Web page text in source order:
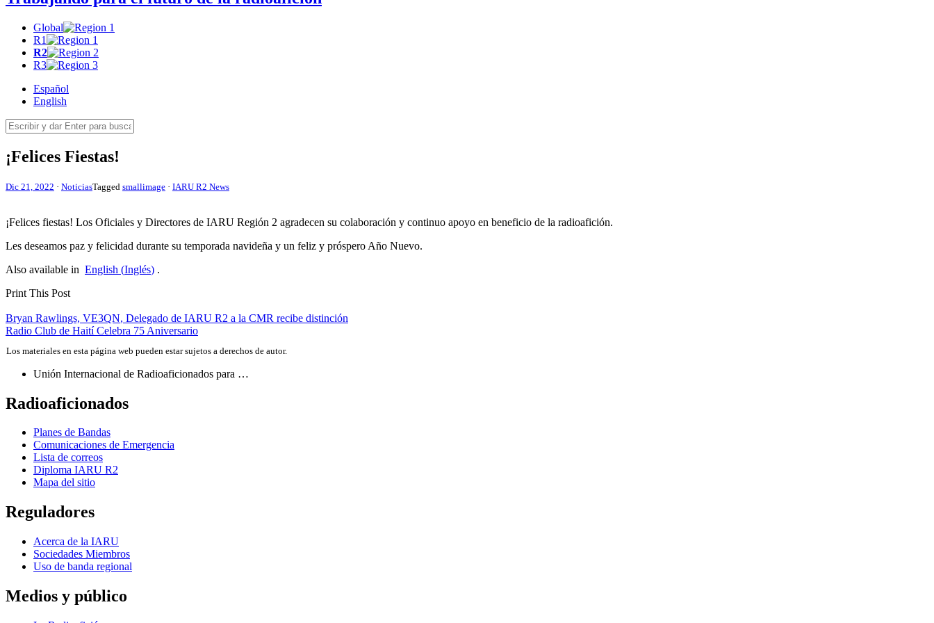
Global
R1
R2
R3
Español
English
¡Felices Fiestas!
Dic 21, 2022 · NoticiasTagged smallimage · IARU R2 News
¡Felices fiestas! Los Oficiales y Directores de IARU Región 2 agradecen su colaboración y continuo apoyo en beneficio de la radioafición.
Les deseamos paz y felicidad durante su temporada navideña y un feliz y próspero Año Nuevo.
Also available in English (Inglés) .
Print This Post
Navegación
de
entradas
Bryan Rawlings, VE3QN, Delegado de IARU R2 a la CMR recibe distinción
Radio Club de Haití Celebra 75 Aniversario
Los materiales en esta página web pueden estar sujetos a derechos de autor.
Unión Internacional de Radioaficionados para …
Radioaficionados
Planes de Bandas
Comunicaciones de Emergencia
Lista de correos
Diploma IARU R2
Mapa del sitio
Reguladores
Acerca de la IARU
Sociedades Miembros
Uso de banda regional
Medios y público